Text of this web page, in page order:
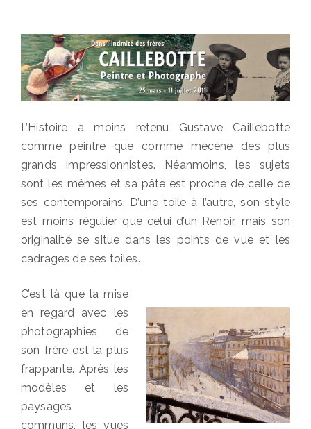
L’Histoire a moins retenu Gustave Caillebotte
comme peintre que comme mécène des plus
grands impressionnistes. Néanmoins, les sujets
sont les mêmes et sa pâte est proche de celle de
ses contemporains. D’une toile à l’autre, son style
est moins régulier que celui d’un Renoir, mais son
originalité se situe dans les points de vue et les
cadrages de ses toiles.
C’est là que la mise
en regard avec les
photographies de
son frère est la plus
frappante. Après les
modèles et les
paysages
communs, les vues